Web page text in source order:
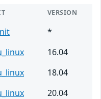
VERSION
*
16.04
18.04
20.04